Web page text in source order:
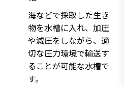
海などで採取した生き
物を水槽に入れ、加圧
や減圧をしながら、適
切な圧力環境で輸送す
ることが可能な水槽で
す。